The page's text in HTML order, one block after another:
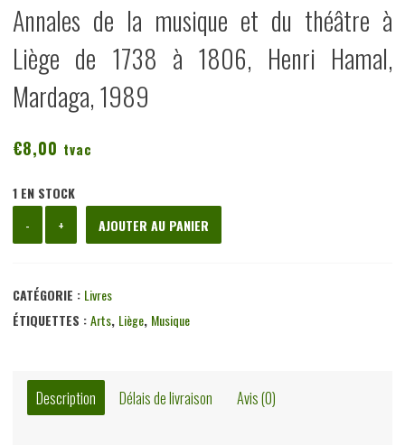
Annales de la musique et du théâtre à
Liège de 1738 à 1806, Henri Hamal,
Mardaga, 1989
€8,00 tvac
1 EN STOCK
-
de
de
la
du
théâtre
+ AJOUTER AU PANIER
CATÉGORIE : Livres
ÉTIQUETTES :Arts, Liège, Musique
Description Délais de livraison Avis (0)